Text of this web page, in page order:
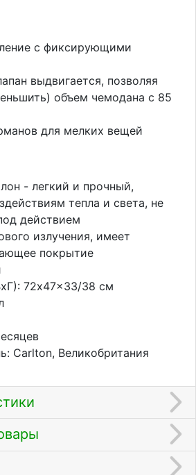
с фиксирующими
выдвигается, позволяя
объем чемодана с 85
для мелких вещей
- легкий и прочный,
тепла и света, не
действием
излучения, имеет
покрытие
72x47x33/38 см
Carlton, Великобритания